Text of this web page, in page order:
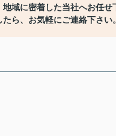
域に密着した当社へお任せ
ら、お気軽にご連絡下さい